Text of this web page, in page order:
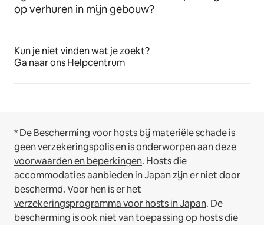
op verhuren in mijn gebouw?
Kun je niet vinden wat je zoekt?
Ga naar ons Helpcentrum
* De Bescherming voor hosts bij materiële schade is
geen verzekeringspolis en is onderworpen aan deze
voorwaarden en beperkingen. Hosts die
accommodaties aanbieden in Japan zijn er niet door
beschermd. Voor hen is er het
verzekeringsprogramma voor hosts in Japan. De
bescherming is ook niet van toepassing op hosts die